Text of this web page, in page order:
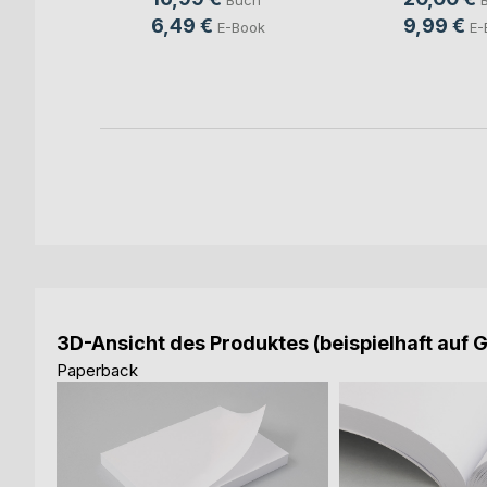
6,49 € E-Book 9,99 €
3D-Ansicht des Produktes (beispielhaft auf
Paperback